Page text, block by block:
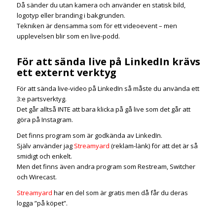
Då sänder du utan kamera och använder en statisk bild,
logotyp eller branding i bakgrunden.
Tekniken är densamma som för ett videoevent – men
upplevelsen blir som en live-podd.
För att sända live på LinkedIn krävs
ett externt verktyg
För att sända live-video på LinkedIn så måste du använda ett
3:e partsverktyg.
Det går alltså INTE att bara klicka på gå live som det går att
göra på Instagram.
Det finns program som är godkända av LinkedIn.
Själv använder jag Streamyard (reklam-länk) för att det är så
smidigt och enkelt.
Men det finns även andra program som Restream, Switcher
och Wirecast.
Streamyard har en del som är gratis men då får du deras
logga ”på köpet”.